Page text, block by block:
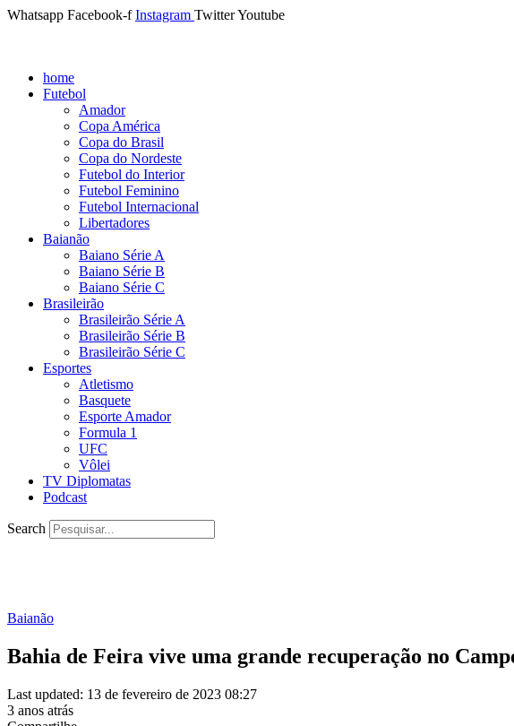
Whatsapp Facebook-f Instagram TwitterYoutube
home
Futebol
Amador
Copa América
Copa do Brasil
Copa do Nordeste
Futebol do Interior
Futebol Feminino
Futebol Internacional
Libertadores
Baianão
Baiano Série A
Baiano Série B
Baiano Série C
Brasileirão
Brasileirão Série A
Brasileirão Série B
Brasileirão Série C
Esportes
Atletismo
Basquete
Esporte Amador
Formula 1
UFC
Vôlei
TV Diplomatas
Podcast
Search
Baianão
Bahia de Feira vive uma grande recuperação no
Last updated: 13 de fevereiro de 2023 08:27
3 anos atrás